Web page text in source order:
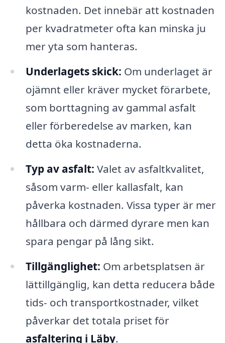
kostnaden. Det innebär att kostnaden
per kvadratmeter ofta kan minska ju
mer yta som hanteras.
Underlagets skick: Om underlaget är
ojämnt eller kräver mycket förarbete,
som borttagning av gammal asfalt
eller förberedelse av marken, kan
detta öka kostnaderna.
Typ av asfalt: Valet av asfaltkvalitet,
såsom varm- eller kallasfalt, kan
påverka kostnaden. Vissa typer är mer
hållbara och därmed dyrare men kan
spara pengar på lång sikt.
Tillgänglighet: Om arbetsplatsen är
lättillgänglig, kan detta reducera både
tids- och transportkostnader, vilket
påverkar det totala priset för
asfaltering i Läby.